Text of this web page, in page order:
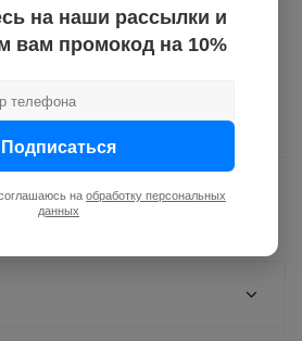
документацией; упаковка.
2,5
на наши рассылки и
вам промокод на 10%
Подписаться
на обработку персональных
данных